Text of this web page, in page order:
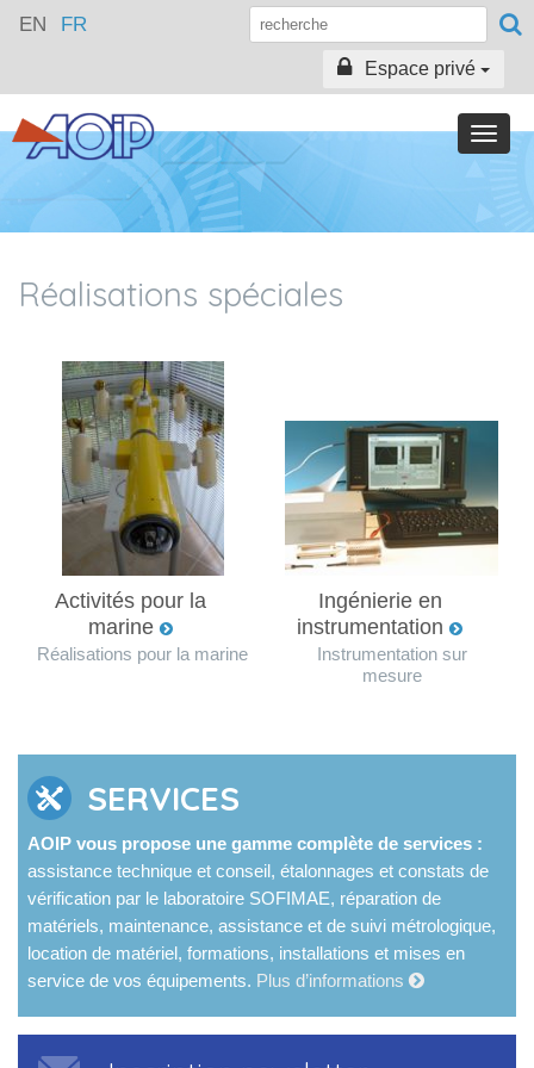
EN FR
Espace privé
Toggle
Réalisations spéciales
Activités pour la
marine
Réalisations pour la marine
Ingénierie en
instrumentation
Instrumentation sur
mesure
SERVICES
AOIP vous propose une gamme complète de services :
assistance technique et conseil, étalonnages et constats de
vérification par le laboratoire SOFIMAE, réparation de
matériels, maintenance, assistance et de suivi métrologique,
location de matériel, formations, installations et mises en
service de vos équipements. Plus d’informations